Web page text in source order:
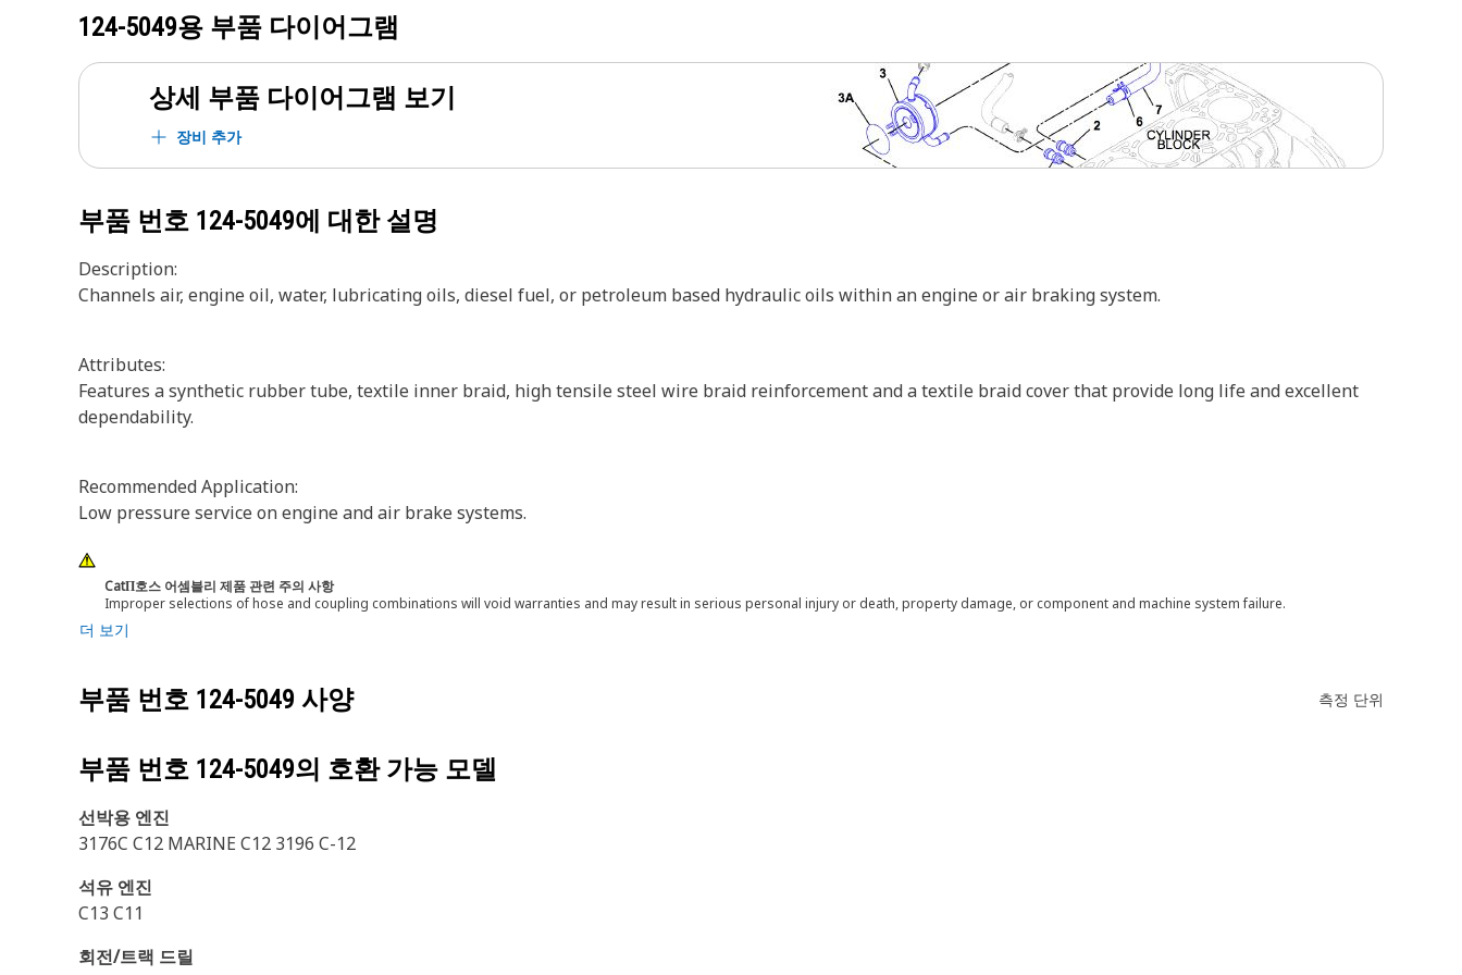
124-5049용 부품 다이어그램
상세 부품 다이어그램 보기
장비 추가
부품 번호 124-5049에 대한 설명
Description:
Channels air, engine oil, water, lubricating oils, diesel fuel, or petroleum based hydraulic oils within an engine or air braking system.
Attributes:
Features a synthetic rubber tube, textile inner braid, high tensile steel wire braid reinforcement and a textile braid cover that provide long life and excellent
dependability.
Recommended Application:
Low pressure service on engine and air brake systems.
CatΠ호스 어셈블리 제품 관련 주의 사항
Improper selections of hose and coupling combinations will void warranties and may result in serious personal injury or death, property damage, or component and machine system failure.
더 보기
부품 번호 124-5049 사양 측정 단위
부품 번호 124-5049의 호환 가능 모델
선박용 엔진
3176C C12 MARINE C12 3196 C-12
석유 엔진
C13 C11
회전/트랙 드릴